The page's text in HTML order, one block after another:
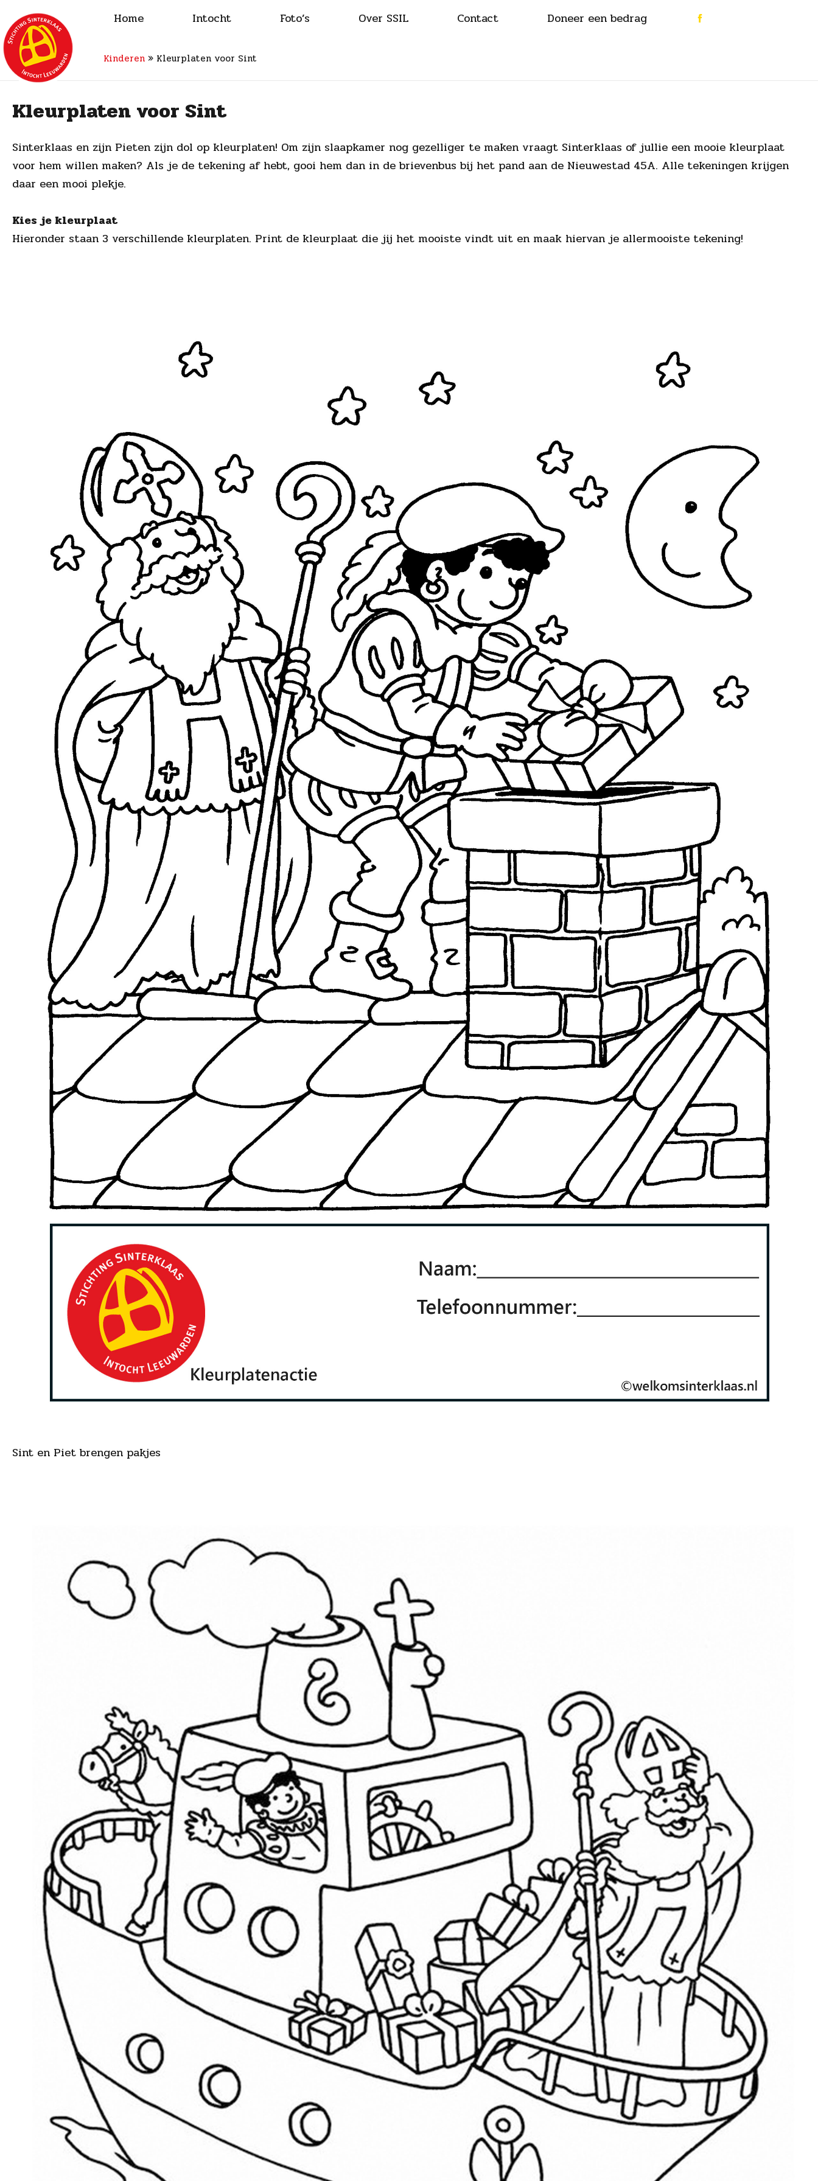
Home Intocht Foto’s Over SSIL Contact Doneer een bedrag
Kinderen » Kleurplaten voor Sint
Kleurplaten voor Sint
Sinterklaas en zijn Pieten zijn dol op kleurplaten! Om zijn slaapkamer nog gezelliger te maken vraagt Sinterklaas of jullie een mooie kleurplaat
voor hem willen maken? Als je de tekening af hebt, gooi hem dan in de brievenbus bij het pand aan de Nieuwestad 45A. Alle tekeningen krijgen
daar een mooi plekje.
Kies je kleurplaat
Hieronder staan 3 verschillende kleurplaten. Print de kleurplaat die jij het mooiste vindt uit en maak hiervan je allermooiste tekening!
Sint en Piet brengen pakjes